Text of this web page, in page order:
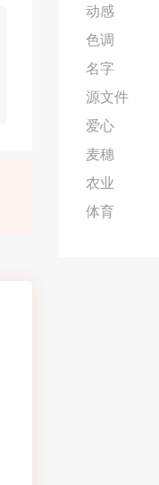
动感
色调
名字
源文件
爱心
麦穗
农业
体育